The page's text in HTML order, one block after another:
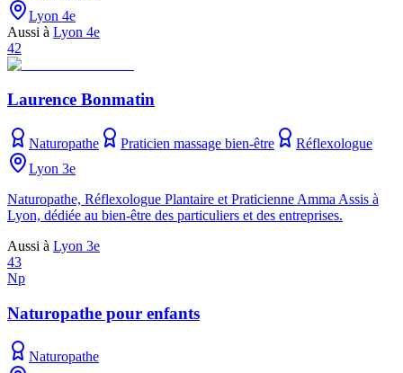
Lyon 4e
Aussi à Lyon 4e
42
Laurence Bonmatin
Naturopathe Praticien massage bien-être
Réflexologue
Lyon 3e
Naturopathe, Réflexologue Plantaire et Praticienne Amma Assis à
Lyon, dédiée au bien-être des particuliers et des entreprises.
Aussi à Lyon 3e
43
Np
Naturopathe pour enfants
Naturopathe